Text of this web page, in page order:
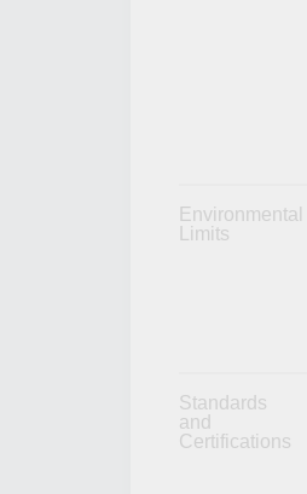
Environmental
Limits
Standards
and
Certifications